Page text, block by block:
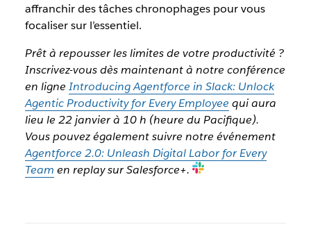
affranchir des tâches chronophages pour vous
focaliser sur l’essentiel.
Prêt à repousser les limites de votre productivité ?
Inscrivez-vous dès maintenant à notre conférence
en ligne Introducing Agentforce in Slack: Unlock
Agentic Productivity for Every Employee qui aura
lieu le 22 janvier à 10 h (heure du Pacifique).
Vous pouvez également suivre notre événement
Agentforce 2.0: Unleash Digital Labor for Every
Team en replay sur Salesforce+.